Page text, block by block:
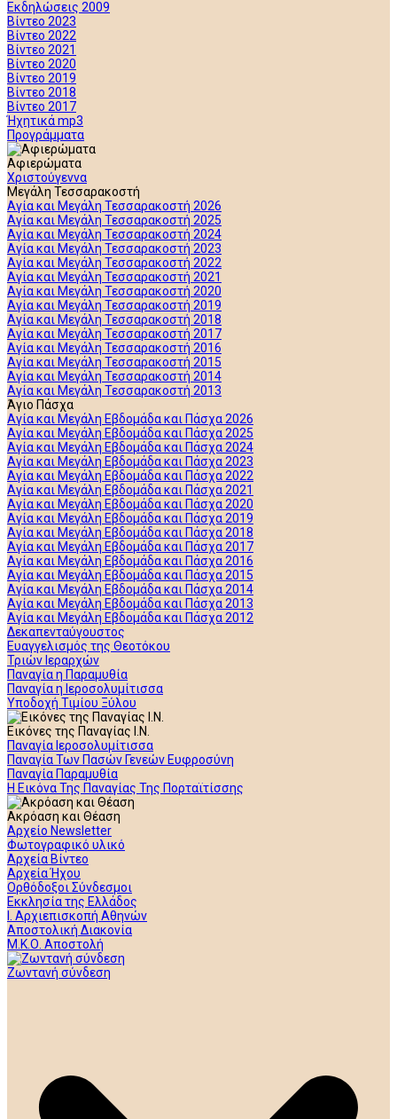
Εκδηλώσεις 2009
Βίντεο 2023
Βίντεο 2022
Βίντεο 2021
Βίντεο 2020
Βίντεο 2019
Βίντεο 2018
Βίντεο 2017
Ήχητικά mp3
Προγράμματα
Αφιερώματα
Χριστούγεννα
Μεγάλη Τεσσαρακοστή
Αγία και Μεγάλη Τεσσαρακοστή 2026
Αγία και Μεγάλη Τεσσαρακοστή 2025
Αγία και Μεγάλη Τεσσαρακοστή 2024
Αγία και Μεγάλη Τεσσαρακοστή 2023
Αγία και Μεγάλη Τεσσαρακοστή 2022
Αγία και Μεγάλη Τεσσαρακοστή 2021
Αγία και Μεγάλη Τεσσαρακοστή 2020
Αγία και Μεγάλη Τεσσαρακοστή 2019
Αγία και Μεγάλη Τεσσαρακοστή 2018
Αγία και Μεγάλη Τεσσαρακοστή 2017
Αγία και Μεγάλη Τεσσαρακοστή 2016
Αγία και Μεγάλη Τεσσαρακοστή 2015
Αγία και Μεγάλη Τεσσαρακοστή 2014
Αγία και Μεγάλη Τεσσαρακοστή 2013
Άγιο Πάσχα
Αγία και Μεγάλη Εβδομάδα και Πάσχα 2026
Αγία και Μεγάλη Εβδομάδα και Πάσχα 2025
Αγία και Μεγάλη Εβδομάδα και Πάσχα 2024
Αγία και Μεγάλη Εβδομάδα και Πάσχα 2023
Αγία και Μεγάλη Εβδομάδα και Πάσχα 2022
Αγία και Μεγάλη Εβδομάδα και Πάσχα 2021
Αγία και Μεγάλη Εβδομάδα και Πάσχα 2020
Αγία και Μεγάλη Εβδομάδα και Πάσχα 2019
Αγία και Μεγάλη Εβδομάδα και Πάσχα 2018
Αγία και Μεγάλη Εβδομάδα και Πάσχα 2017
Αγία και Μεγάλη Εβδομάδα και Πάσχα 2016
Αγία και Μεγάλη Εβδομάδα και Πάσχα 2015
Αγία και Μεγάλη Εβδομάδα και Πάσχα 2014
Αγία και Μεγάλη Εβδομάδα και Πάσχα 2013
Αγία και Μεγάλη Εβδομάδα και Πάσχα 2012
Δεκαπενταύγουστος
Ευαγγελισμός της Θεοτόκου
Τριών Ιεραρχών
Παναγία η Παραμυθία
Παναγία η Ιεροσολυμίτισσα
Υποδοχή Τιμίου Ξύλου
Εικόνες της Παναγίας Ι.Ν.
Παναγία Ιεροσολυμίτισσα
Παναγία Των Πασών Γενεών Ευφροσύνη
Παναγία Παραμυθία
Η Εικόνα Της Παναγίας Της Πορταϊτίσσης
Ακρόαση και Θέαση
Αρχείο Newsletter
Φωτογραφικό υλικό
Αρχεία Βίντεο
Αρχεία Ήχου
Ορθόδοξοι Σύνδεσμοι
Εκκλησία της Ελλάδος
Ι. Αρχιεπισκοπή Αθηνών
Αποστολική Διακονία
Μ.Κ.Ο. Αποστολή
Ζωντανή σύνδεση